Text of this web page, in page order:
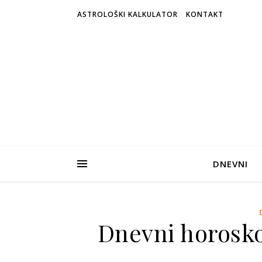
ASTROLOŠKI KALKULATOR KONTAKT
DNEVNI
Dnevni